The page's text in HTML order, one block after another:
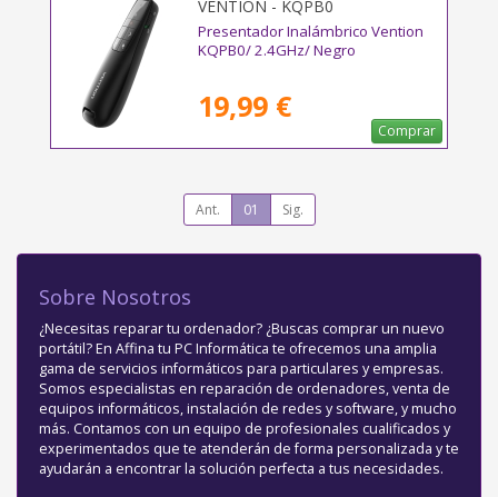
VENTION - KQPB0
Presentador Inalámbrico Vention
KQPB0/ 2.4GHz/ Negro
19,99 €
Comprar
Ant. 01 Sig.
Sobre Nosotros
¿Necesitas reparar tu ordenador? ¿Buscas comprar un nuevo
portátil? En Affina tu PC Informática te ofrecemos una amplia
gama de servicios informáticos para particulares y empresas.
Somos especialistas en reparación de ordenadores, venta de
equipos informáticos, instalación de redes y software, y mucho
más. Contamos con un equipo de profesionales cualificados y
experimentados que te atenderán de forma personalizada y te
ayudarán a encontrar la solución perfecta a tus necesidades.